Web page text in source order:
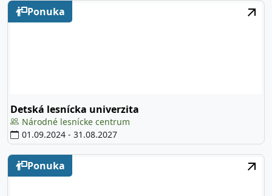
Ponuka
Detská lesnícka univerzita
Národné lesnícke centrum
01.09.2024- 31.08.2027
Ponuka